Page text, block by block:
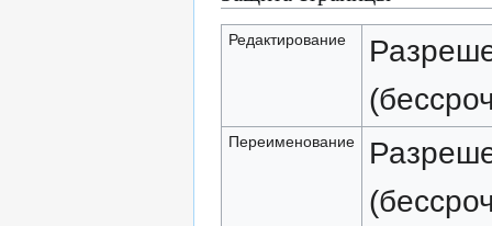
Редактирование
Переименование